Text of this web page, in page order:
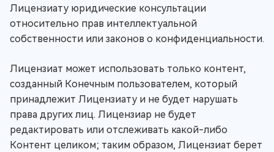
Лицензиату юридические консультации
относительно прав интеллектуальной
собственности или законов о конфиденциальности.
Лицензиат может использовать только контент,
созданный Конечным пользователем, который
принадлежит Лицензиату и не будет нарушать
права других лиц. Лицензиар не будет
редактировать или отслеживать какой-либо
Контент целиком; таким образом, Лицензиат берет